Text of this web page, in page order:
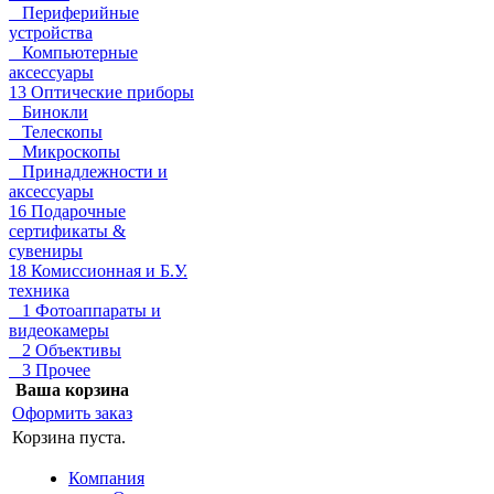
Периферийные
устройства
Компьютерные
аксессуары
13 Оптические приборы
Бинокли
Телескопы
Микроскопы
Принадлежности и
аксессуары
16 Подарочные
сертификаты &
сувениры
18 Комиссионная и Б.У.
техника
1 Фотоаппараты и
видеокамеры
2 Объективы
3 Прочее
Ваша корзина
Оформить заказ
Корзина пуста.
Компания